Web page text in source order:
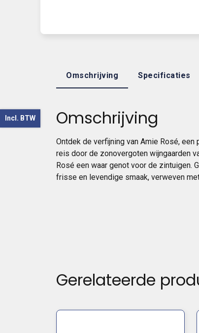
Omschrijving Specificaties
Omschrijving
Ontdek de verfijning van Amie Rosé,
reis door de zonovergoten wijngaarden
Rosé een waar genot voor de zintuigen.
frisse en levendige smaak, verweven
Gerelateerde
Incl. BTW